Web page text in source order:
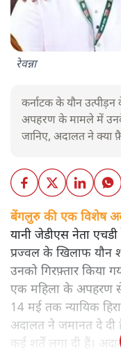
रेवन्ना
कर्नाटक के यौन
अपहरण के मामले में उनके
जानिए, अदालत ने क्या
बेंगलुरु की एक विशेष
यानी जेडीएस नेता
प्रज्वल के खिलाफ
उनको गिरफ़्तार किया
एक महिला के अपहरण से
14 मई तक न्यायिक
अदालत ने जमानत दे
कई शर्तें लगा दी हैं।